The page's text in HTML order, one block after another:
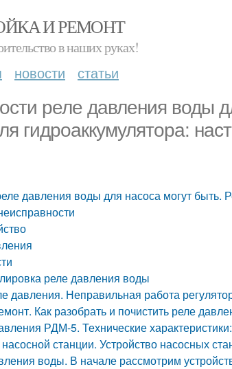
И РЕМОНТ
в наших руках!
новости статьи
реле давления воды
гидроаккумулятора:
давления воды для насоса могут быть.
реле давления воды
давления. Неправильная работа
Как разобрать и почистить реле
РДМ-5. Технические характеристики:
станции. Устройство насосных
воды. В начале рассмотрим